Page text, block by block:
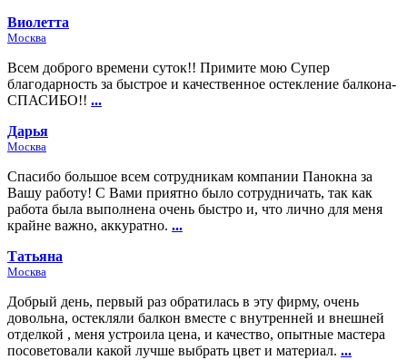
Виолетта
Москва
Всем доброго времени суток!! Примите мою Супер
благодарность за быстрое и качественное остекление балкона-
СПАСИБО!! ...
Дарья
Москва
Спасибо большое всем сотрудникам компании Панокна за
Вашу работу! С Вами приятно было сотрудничать, так как
работа была выполнена очень быстро и, что лично для меня
крайне важно, аккуратно. ...
Татьяна
Москва
Добрый день, первый раз обратилась в эту фирму, очень
довольна, остекляли балкон вместе с внутренней и внешней
отделкой , меня устроила цена, и качество, опытные мастера
посоветовали какой лучше выбрать цвет и материал. ...